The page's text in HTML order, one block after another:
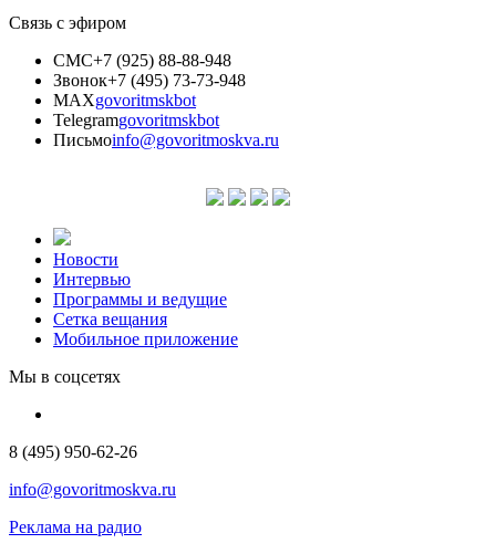
Связь с эфиром
СМС+7 (925) 88-88-948
Звонок+7 (495) 73-73-948
MAXgovoritmskbot
Telegramgovoritmskbot
Письмоinfo@govoritmoskva.ru
Новости
Интервью
Программы и ведущие
Сетка вещания
Мобильное приложение
Мы в соцсетях
8 (495) 950-62-26
info@govoritmoskva.ru
Реклама на радио